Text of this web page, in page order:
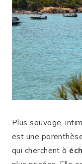
Plus sauvage,
est une
qui cherchent à